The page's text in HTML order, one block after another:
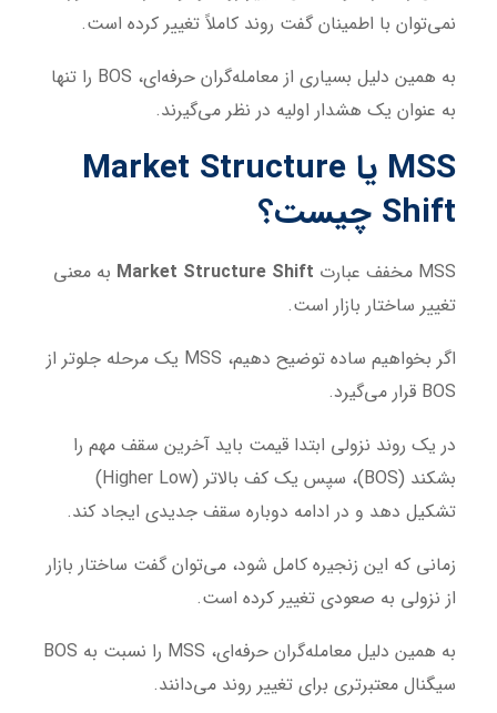
نمی‌توان با اطمینان گفت روند کاملاً تغییر کرده است.
به همین دلیل بسیاری از معامله‌گران حرفه‌ای، BOS را تنها
به عنوان یک هشدار اولیه در نظر می‌گیرند.
MSS یا Market Structure
Shift چیست؟
MSS مخفف عبارت Market Structure Shift به معنی
تغییر ساختار بازار است.
اگر بخواهیم ساده توضیح دهیم، MSS یک مرحله جلوتر از
BOS قرار می‌گیرد.
در یک روند نزولی ابتدا قیمت باید آخرین سقف مهم را
بشکند (BOS)، سپس یک کف بالاتر (Higher Low)
تشکیل دهد و در ادامه دوباره سقف جدیدی ایجاد کند.
زمانی که این زنجیره کامل شود، می‌توان گفت ساختار بازار
از نزولی به صعودی تغییر کرده است.
به همین دلیل معامله‌گران حرفه‌ای، MSS را نسبت به BOS
سیگنال معتبرتری برای تغییر روند می‌دانند.